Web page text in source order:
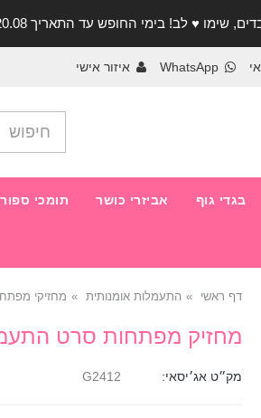
בימי החופש עד התאריך 20.08 החנות עובדת במתכונת מצומצמת. נא להתקשר לפני הגעה!
WhatsApp איזור אישי
בגדי גוף אביזרי כושר תומכי
דף ראשי התעמלות אומנותית מחזיקי
מחזיק מפתחות סרט
מק״ט אג׳יסאי: